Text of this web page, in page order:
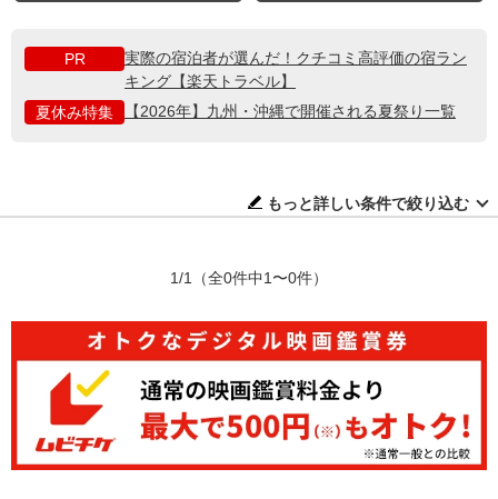
PR
実際の宿泊者が選んだ！クチコミ高評価の宿ラン
キング【楽天トラベル】
夏休み特集
【2026年】九州・沖縄で開催される夏祭り一覧
もっと詳しい条件で絞り込む
1/1 （全0件中1〜0件）